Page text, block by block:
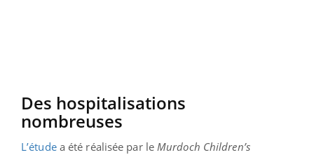
Des hospitalisations
nombreuses
L’étudea été réalisée par leMurdoch Children’s